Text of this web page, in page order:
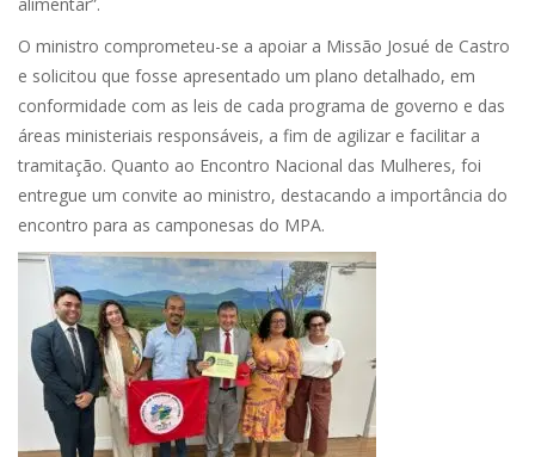
O ministro comprometeu-se a apoiar a Missão Josué de Castro
e solicitou que fosse apresentado um plano detalhado, em
conformidade com as leis de cada programa de governo e das
áreas ministeriais responsáveis, a fim de agilizar e facilitar a
tramitação. Quanto ao Encontro Nacional das Mulheres, foi
entregue um convite ao ministro, destacando a importância do
encontro para as camponesas do MPA.